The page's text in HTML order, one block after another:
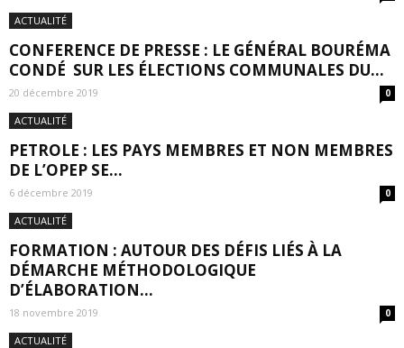
ACTUALITÉ
CONFERENCE DE PRESSE : LE GÉNÉRAL BOURÉMA
CONDÉ SUR LES ÉLECTIONS COMMUNALES DU...
20 décembre 2019 0
ACTUALITÉ
PETROLE : LES PAYS MEMBRES ET NON MEMBRES
DE L’OPEP SE...
6 décembre 2019 0
ACTUALITÉ
FORMATION : AUTOUR DES DÉFIS LIÉS À LA
DÉMARCHE MÉTHODOLOGIQUE
D’ÉLABORATION...
18 novembre 2019 0
ACTUALITÉ